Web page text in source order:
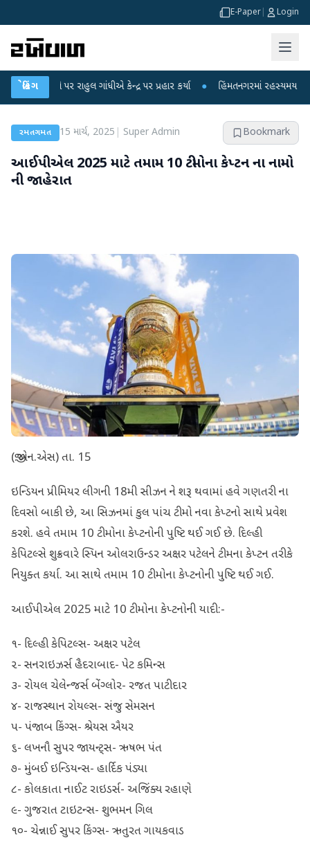
E-Paper Login
બ્રેકિંગ
પર રાહુલ ગાંધીએ કેન્દ્ર પર પ્રહાર કર્યા ● હિંમતનગરમાં રહસ્યમય વાયરસ કે
રમતગમત 15 માર્ચ, 2025 Super Admin Bookmark
આઈપીએલ 2025 માટે તમામ 10 ટીમોના કેપ્ટન ના નામો
ની જાહેરાત
(જી.એન.એસ) તા. 15
ઇન્ડિયન પ્રીમિયર લીગની 18મી સીઝન ને શરૂ થવામાં હવે ગણતરી ના
દિવસો બાકી છે, આ સિઝનમાં કુલ પાંચ ટીમો નવા કેપ્ટનો સાથે પ્રવેશ
કરશે. હવે તમામ 10 ટીમોના કેપ્ટનોની પુષ્ટિ થઈ ગઈ છે. દિલ્હી
કેપિટલ્સે શુક્રવારે સ્પિન ઓલરાઉન્ડર અક્ષર પટેલને ટીમના કેપ્ટન તરીકે
નિયુક્ત કર્યા. આ સાથે તમામ 10 ટીમોના કેપ્ટનોની પુષ્ટિ થઈ ગઈ.
આઈપીએલ 2025 માટે 10 ટીમોના કેપ્ટનોની યાદી:-
૧- દિલ્હી કેપિટલ્સ- અક્ષર પટેલ
૨- સનરાઇઝર્સ હૈદરાબાદ- પેટ કમિન્સ
૩- રોયલ ચેલેન્જર્સ બેંગ્લોર- રજત પાટીદાર
૪- રાજસ્થાન રોયલ્સ- સંજુ સેમસન
૫- પંજાબ કિંગ્સ- શ્રેયસ ઐયર
૬- લખનૌ સુપર જાયન્ટ્સ- ઋષભ પંત
૭- મુંબઈ ઇન્ડિયન્સ- હાર્દિક પંડ્યા
૮- કોલકાતા નાઈટ રાઇડર્સ- અજિંક્ય રહાણે
૯- ગુજરાત ટાઇટન્સ- શુભમન ગિલ
૧૦- ચેન્નાઈ સુપર કિંગ્સ- ઋતુરત ગાયકવાડ